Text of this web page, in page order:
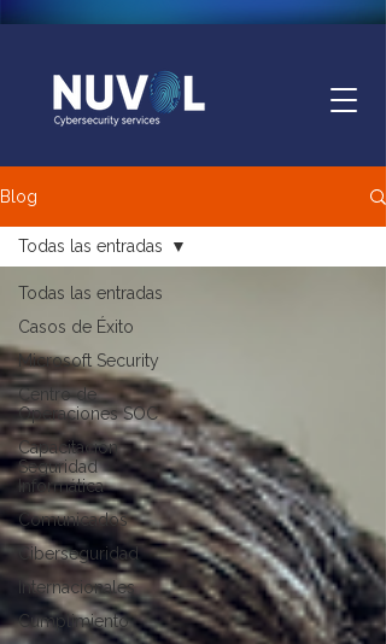
Blog
Todas las entradas
Casos de Éxito
Microsoft Security
Centro de
Operaciones SOC
Capacitación
Seguridad
Informática
Comunicados
Ciberseguridad
Internacionales
Cumplimiento
Todas las entradas